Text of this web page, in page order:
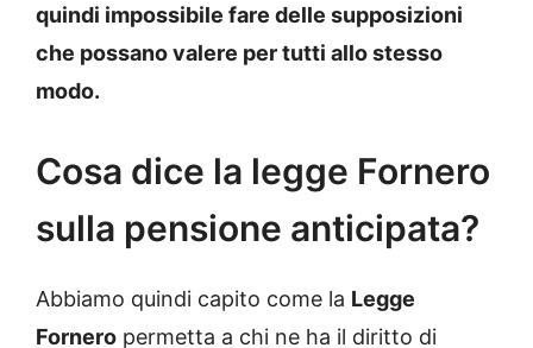
quindi impossibile fare delle supposizioni
che possano valere per tutti allo stesso
modo.
Cosa dice la legge Fornero
sulla pensione anticipata?
Abbiamo quindi capito come la Legge
Fornero permetta a chi ne ha il diritto di